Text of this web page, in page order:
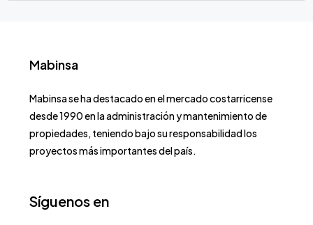
Mabinsa
Mabinsa se ha destacado en el mercado costarricense
desde 1990 en la administración y mantenimiento de
propiedades, teniendo bajo su responsabilidad los
proyectos más importantes del país.
Síguenos en